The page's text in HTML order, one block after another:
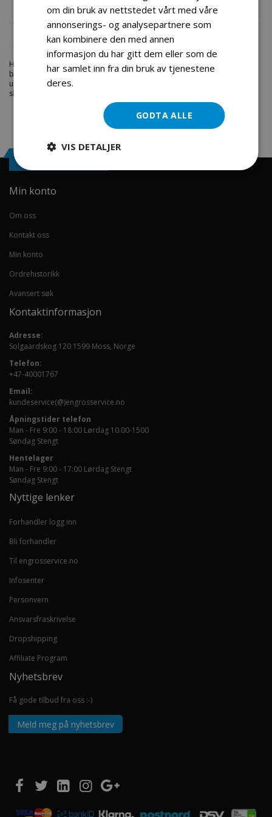
Mer informasjon
Produktomtaler
Hos engrosservice.no får du kjøptelektrisk rc buggytil markedets
beste priser. Bestill enundefinedi dag fra Engros Service. Vi har et stort
utvalg av produkter innen: Hjem, sport og fritids segmentet. Velkommen
skal du være.
Min konto
Om oss
Kontakt oss
Min konto
Ordrehistorikk
Avansert søk
Kontaktinformasjon
Adresse:
Solgaardskog 120 1599 Moss, Norge
Telefon:
+47-40001767
Email:
kundeservice(@)engrosservice.no
Åpningstider telefon
Man - Fre 9:00 - 18:00 Lørdag 10.00-1500
Søndag Stengt
Hentelager
Man - Fre 9:00 - 17:00 Lørdag Stengt
Søndag Stengt
Nyttige lenker
Forhandler logg inn
Bli forhandler
Til engrosservice.no
Infosenter
Personvern
Ansvarsfraskrivelse
Dropshipping
Affiliate Program
Nyhetsbrev
Få gode tilbud fra oss :-)
Meld meg på nyhetsbrev
om din bruk av nettstedet vårt med våre
annonserings- og analysepartnere som
kan kombinere den med annen
informasjon du har gitt dem eller som de
har samlet inn fra din bruk av tjenestene
deres.
GODTA ALLE
VIS DETALJER